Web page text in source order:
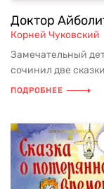
Доктор
Корней Чуковский
Замечательный
сочинил две
ПОДРОБНЕЕ